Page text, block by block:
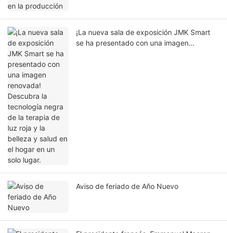
¡La nueva sala de exposición JMK Smart
se ha presentado con una imagen
Aviso de feriado de Año Nuevo